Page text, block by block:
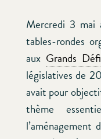
Mercredi 3 mai
tables-rondes
aux Grands
législatives de
avait pour
thème